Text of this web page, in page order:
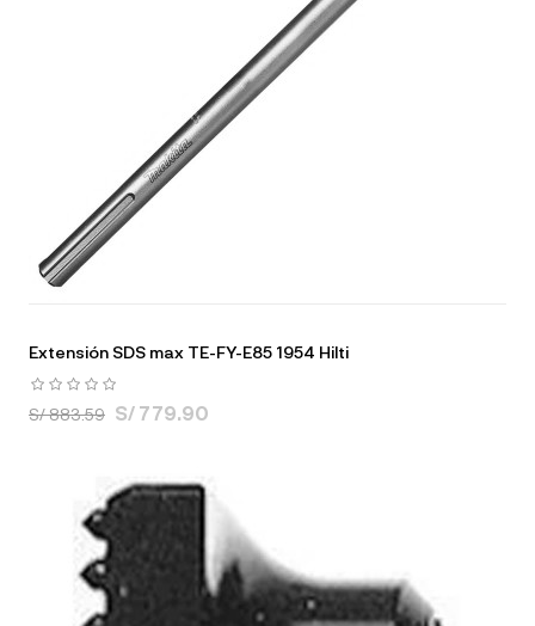
Extensión SDS max TE-FY-E85 1954 Hilti
S/ 883.59 S/ 779.90